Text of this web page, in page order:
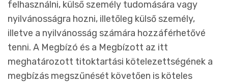
felhasználni, külső személy tudomására vagy
nyilvánosságra hozni, illetőleg külső személy,
illetve a nyilvánosság számára hozzáférhetővé
tenni. A Megbízó és a Megbízott az itt
meghatározott titoktartási kötelezettségének a
megbízás megszűnését követően is köteles